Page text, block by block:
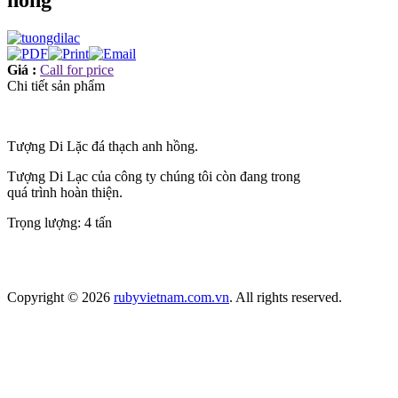
Giá : Call for price
Chi tiết sản phẩm
Tượng Di Lặc đá thạch anh hồng.
Tượng Di Lạc của công ty chúng tôi còn đang trong
quá trình hoàn thiện.
Trọng lượng: 4 tấn
Copyright © 2026 rubyvietnam.com.vn. All rights reserved.